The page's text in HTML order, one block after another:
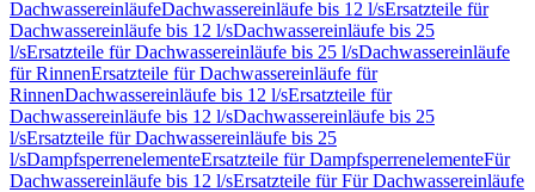
DachwassereinläufeDachwassereinläufe bis 12 l/sErsatzteile für
Dachwassereinläufe bis 12 l/sDachwassereinläufe bis 25
l/sErsatzteile für Dachwassereinläufe bis 25 l/sDachwassereinläufe
für RinnenErsatzteile für Dachwassereinläufe für
RinnenDachwassereinläufe bis 12 l/sErsatzteile für
Dachwassereinläufe bis 12 l/sDachwassereinläufe bis 25
l/sErsatzteile für Dachwassereinläufe bis 25
l/sDampfsperrenelementeErsatzteile für DampfsperrenelementeFür
Dachwassereinläufe bis 12 l/sErsatzteile für Für Dachwassereinläufe